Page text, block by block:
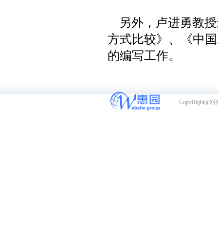
另外，卢进勇教授
方式比较》、《中
的编写工作。
CopyRight@